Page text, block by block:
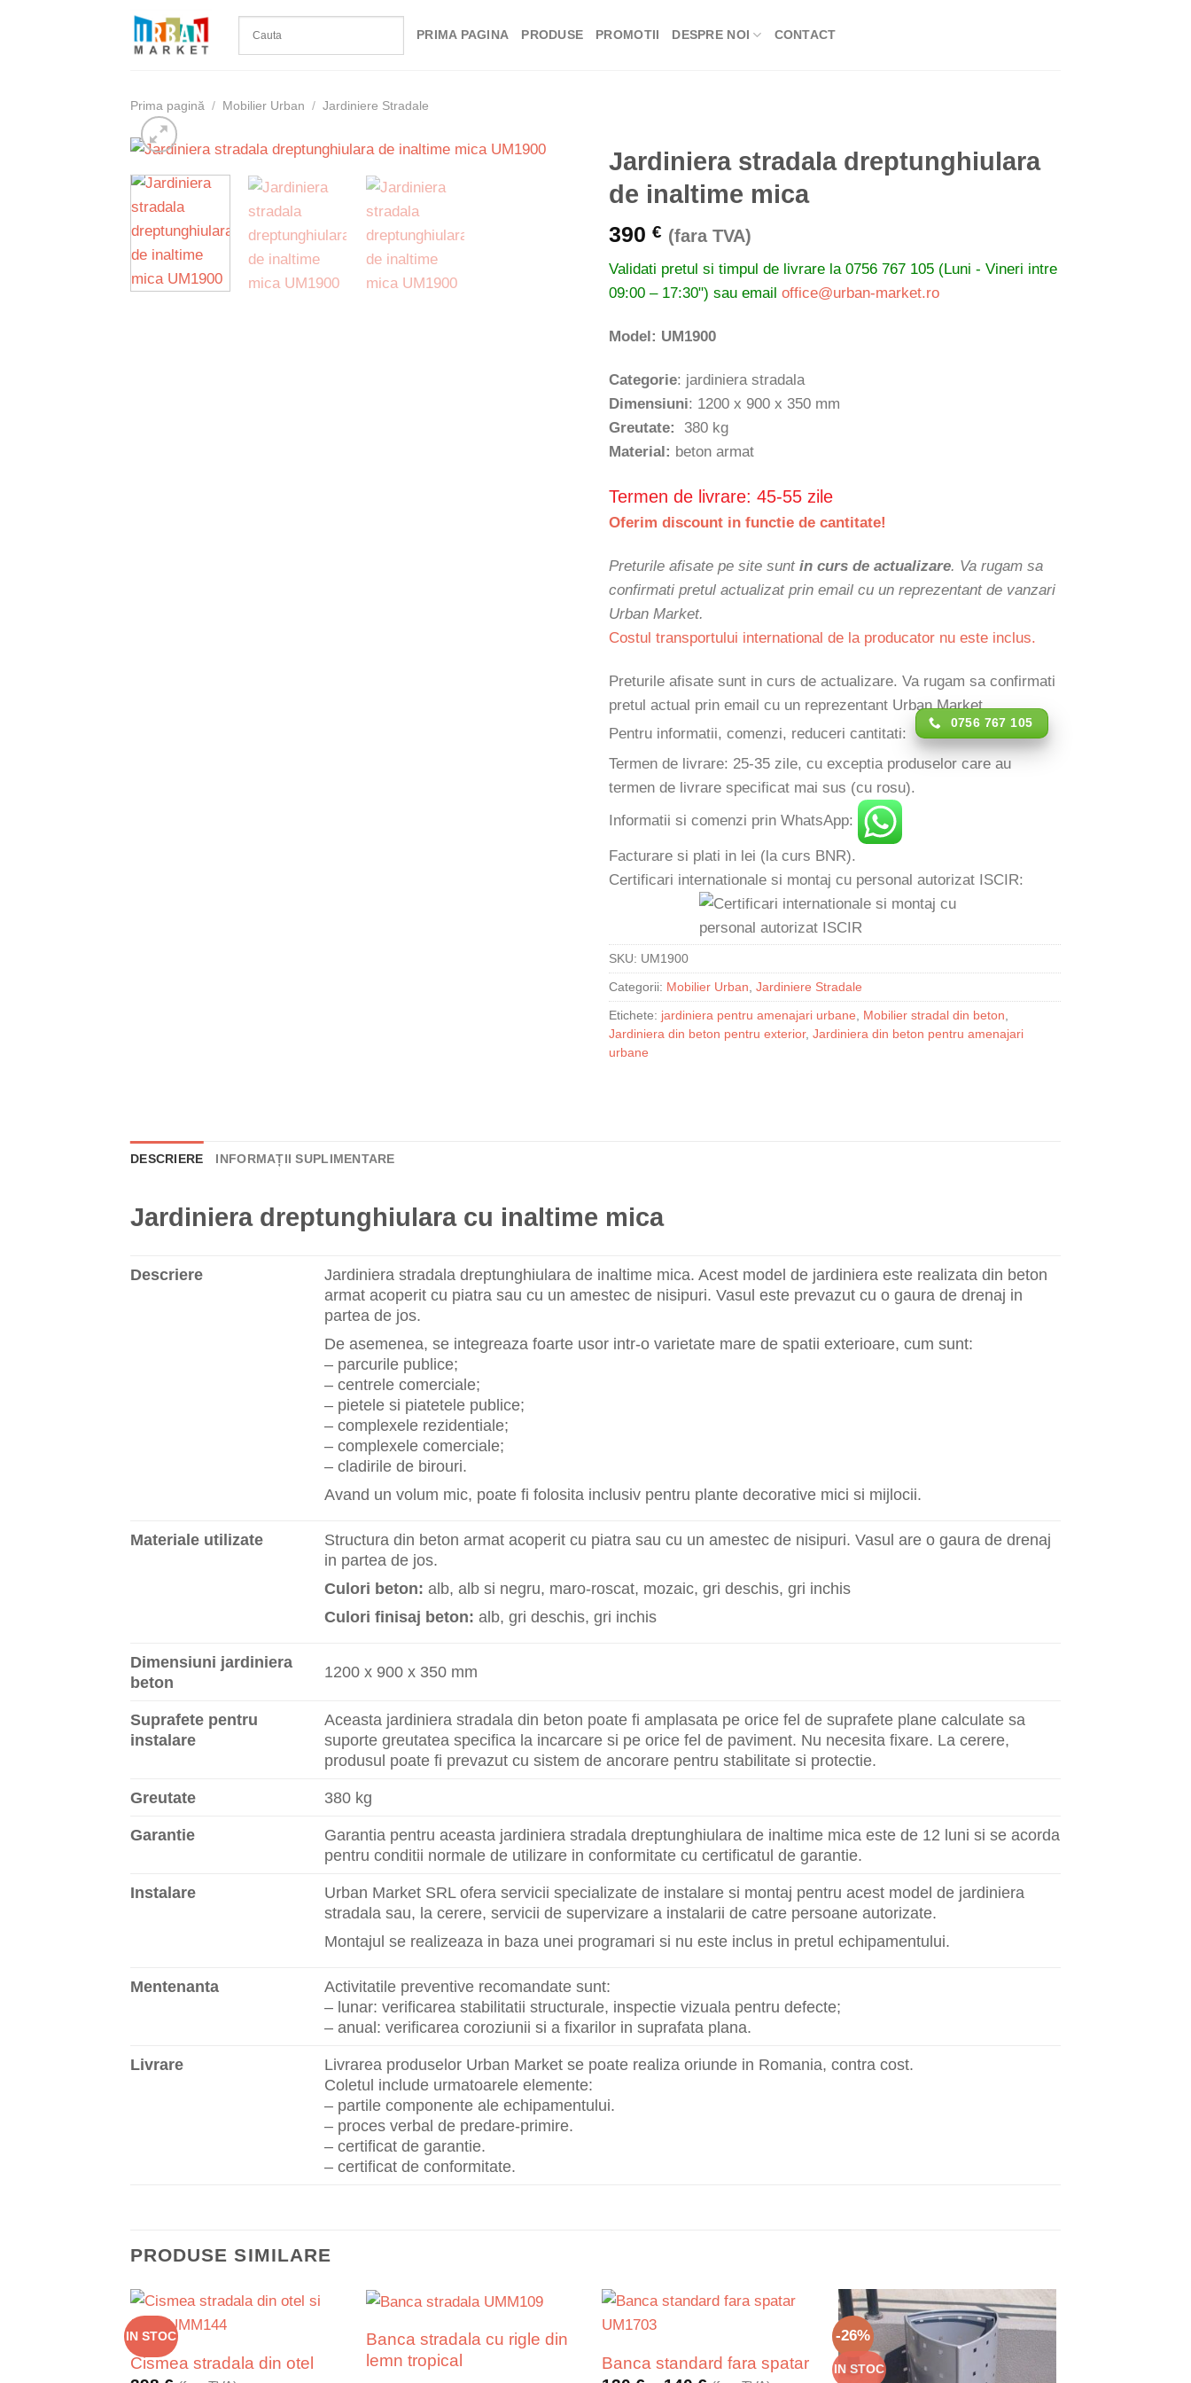
PRIMA PAGINA PRODUSE PROMOTII DESPRE NOI CONTACT
Prima pagină / Mobilier Urban / Jardiniere Stradale
Jardiniera stradala dreptunghiulara
de inaltime mica
390 € (fara TVA)
Validati pretul si timpul de livrare la 0756 767 105 (Luni - Vineri intre
09:00 – 17:30") sau email office@urban-market.ro
Model: UM1900
Categorie: jardiniera stradala
Dimensiuni: 1200 x 900 x 350 mm
Greutate:
380 kg
Material: beton armat
Termen de livrare: 45-55 zile
Oferim discount in functie de cantitate!
Preturile afisate pe site sunt in curs de actualizare. Va rugam sa
confirmati pretul actualizat prin email cu un reprezentant de vanzari
Urban Market.
Costul transportului international de la producator nu este inclus.
Preturile afisate sunt in curs de actualizare. Va rugam sa confirmati
pretul actual prin email cu un reprezentant Urban Market.
Pentru informatii, comenzi, reduceri cantitati:
0756 767 105
Termen de livrare: 25-35 zile, cu exceptia produselor care au
termen de livrare specificat mai sus (cu rosu).
Informatii si comenzi prin WhatsApp:
Facturare si plati in lei (la curs BNR).
Certificari internationale si montaj cu personal autorizat ISCIR:
SKU: UM1900
Categorii: Mobilier Urban, Jardiniere Stradale
Etichete: jardiniera pentru amenajari urbane, Mobilier stradal din beton,
Jardiniera din beton pentru exterior, Jardiniera din beton pentru amenajari
urbane
DESCRIERE INFORMAȚII SUPLIMENTARE
Jardiniera dreptunghiulara cu inaltime mica
Descriere
Jardiniera stradala dreptunghiulara de inaltime mica. Acest model de jardiniera este realizata din beton
armat acoperit cu piatra sau cu un amestec de nisipuri. Vasul este prevazut cu o gaura de drenaj in
partea de jos.
De asemenea, se integreaza foarte usor intr-o varietate mare de spatii exterioare, cum sunt:
– parcurile publice;
– centrele comerciale;
– pietele si piatetele publice;
– complexele rezidentiale;
– complexele comerciale;
– cladirile de birouri.
Avand un volum mic, poate fi folosita inclusiv pentru plante decorative mici si mijlocii.
Materiale utilizate
Structura din beton armat acoperit cu piatra sau cu un amestec de nisipuri. Vasul are o gaura de drenaj
in partea de jos.
Culori beton: alb, alb si negru, maro-roscat, mozaic, gri deschis, gri inchis
Culori finisaj beton: alb, gri deschis, gri inchis
Dimensiuni jardiniera
beton
1200 x 900 x 350 mm
Suprafete pentru
instalare
Aceasta jardiniera stradala din beton poate fi amplasata pe orice fel de suprafete plane calculate sa
suporte greutatea specifica la incarcare si pe orice fel de paviment. Nu necesita fixare. La cerere,
produsul poate fi prevazut cu sistem de ancorare pentru stabilitate si protectie.
Greutate
380 kg
Garantie
Garantia pentru aceasta jardiniera stradala dreptunghiulara de inaltime mica este de 12 luni si se acorda
pentru conditii normale de utilizare in conformitate cu certificatul de garantie.
Instalare
Urban Market SRL ofera servicii specializate de instalare si montaj pentru acest model de jardiniera
stradala sau, la cerere, servicii de supervizare a instalarii de catre persoane autorizate.
Montajul se realizeaza in baza unei programari si nu este inclus in pretul echipamentului.
Mentenanta
Activitatile preventive recomandate sunt:
– lunar: verificarea stabilitatii structurale, inspectie vizuala pentru defecte;
– anual: verificarea coroziunii si a fixarilor in suprafata plana.
Livrare
Livrarea produselor Urban Market se poate realiza oriunde in Romania, contra cost.
Coletul include urmatoarele elemente:
– partile componente ale echipamentului.
– proces verbal de predare-primire.
– certificat de garantie.
– certificat de conformitate.
PRODUSE SIMILARE
IN STOC
Cismea stradala din otel
Banca stradala cu rigle din
lemn tropical
Banca standard fara spatar
-26%
IN STOC